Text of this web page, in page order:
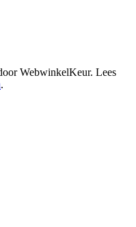
WebwinkelKeur. Lees
.